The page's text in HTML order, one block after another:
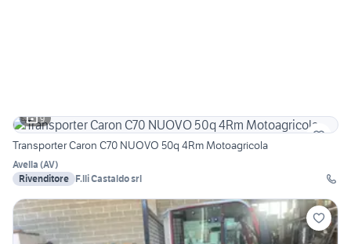
9
Transporter Caron C70 NUOVO 50q 4Rm Motoagricola
Avella (AV)
Rivenditore F.lli Castaldo srl